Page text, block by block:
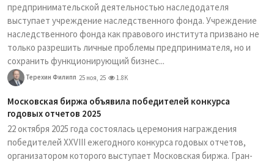
предпринимательской деятельностью наследодателя
выступает учреждение наследственного фонда. Учреждение
наследственного фонда как правового института призвано не
только разрешить личные проблемы предпринимателя, но и
сохранить функционирующий бизнес...
Терехин Филипп 25 ноя, 25 1.8K
Московская биржа объявила победителей конкурса
годовых отчетов 2025
22 октября 2025 года состоялась церемония награждения
победителей XXVIII ежегодного конкурса годовых отчетов,
организатором которого выступает Московская биржа. Гран-